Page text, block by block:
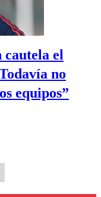
el
no
equipos”